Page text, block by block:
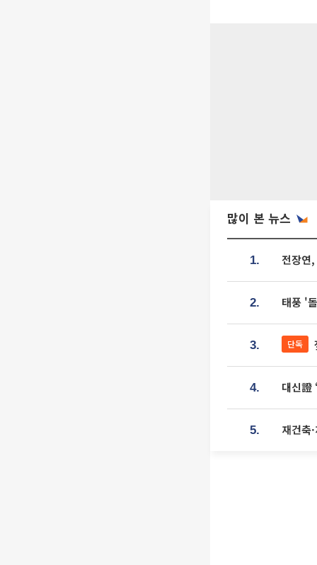
많이 본 뉴스
1. 전장연
2. 태풍 '
3. 단독
4. 대신證
5. 재건축